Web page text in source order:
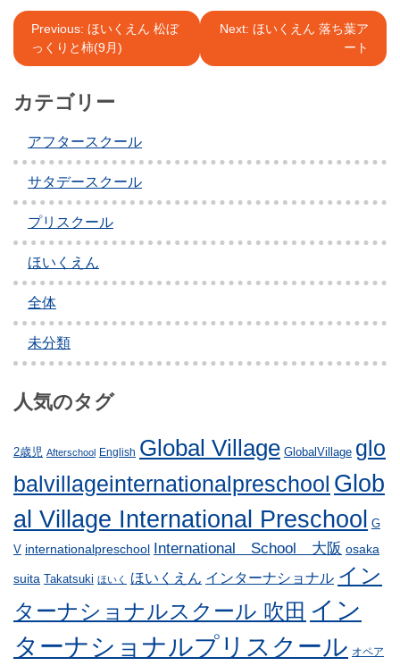
投
稿
ナ
ゲ
ー
シ
ョ
ン
Previous: ほいくえん 松ぼ
っくりと柿(9月)
Next: ほいくえん 落ち葉ア
ート
カテゴリー
アフタースクール
サタデースクール
プリスクール
ほいくえん
全体
未分類
人気のタグ
2歳児 Afterschool English Global Village GlobalVillage glo
balvillageinternationalpreschool Glob
al Village International Preschool G
V internationalpreschool International School 大阪 osaka
suita Takatsuki ほいく ほいくえん インターナショナル イン
ターナショナルスクール 吹田 イン
ターナショナルプリスクール オペア